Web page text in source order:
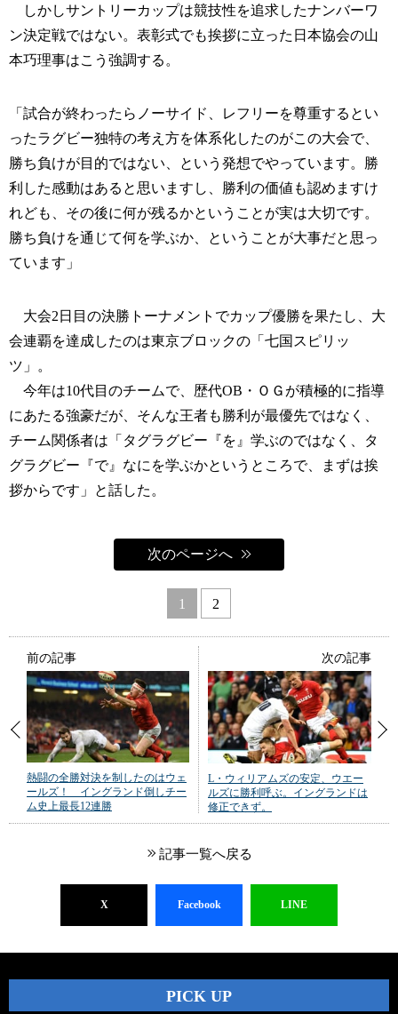
しかしサントリーカップは競技性を追求したナンバーワ
ン決定戦ではない。表彰式でも挨拶に立った日本協会の山
本巧理事はこう強調する。
「試合が終わったらノーサイド、レフリーを尊重するとい
ったラグビー独特の考え方を体系化したのがこの大会で、
勝ち負けが目的ではない、という発想でやっています。勝
利した感動はあると思いますし、勝利の価値も認めますけ
れども、その後に何が残るかということが実は大切です。
勝ち負けを通じて何を学ぶか、ということが大事だと思っ
ています」
大会2日目の決勝トーナメントでカップ優勝を果たし、大
会連覇を達成したのは東京ブロックの「七国スピリッ
ツ」。
今年は10代目のチームで、歴代OB・ＯＧが積極的に指導
にあたる強豪だが、そんな王者も勝利が最優先ではなく、
チーム関係者は「タグラグビー『を』学ぶのではなく、タ
グラグビー『で』なにを学ぶかというところで、まずは挨
拶からです」と話した。
次のページへ
1 2
前の記事
熱闘の全勝対決を制したのはウェ
ールズ！ イングランド倒しチー
ム史上最長12連勝
次の記事
L・ウィリアムズの安定、ウエー
ルズに勝利呼ぶ。イングランドは
修正できず。
記事一覧へ戻る
X Facebook LINE
PICK UP